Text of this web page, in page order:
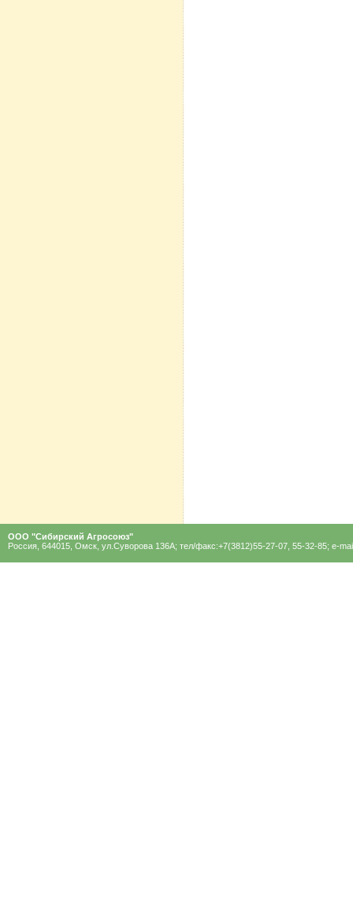
ООО "Сибирский Агроcоюз"
Россия, 644015, Омск, ул.Суворова 136A; тел/факс:+7(3812)55-27-07, 55-32-85; e-